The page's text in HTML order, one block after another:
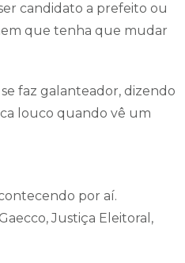
candidato a prefeito ou
que tenha que mudar
faz galanteador, dizendo
louco quando vê um
por aí.
Justiça Eleitoral,